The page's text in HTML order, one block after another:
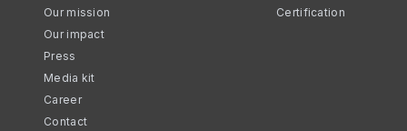
Our mission
Our impact
Press
Media kit
Career
Contact
Certification